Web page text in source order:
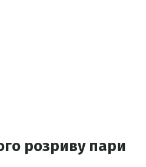
розриву пари